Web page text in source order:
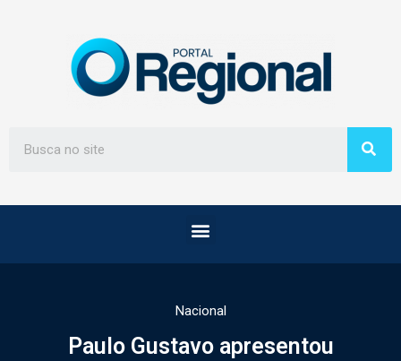
Nacional
Paulo Gustavo apresentou